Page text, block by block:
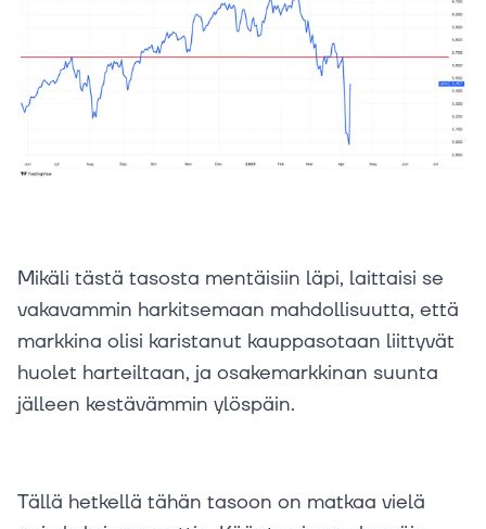
Mikäli tästä tasosta mentäisiin läpi, laittaisi se
vakavammin harkitsemaan mahdollisuutta, että
markkina olisi karistanut kauppasotaan liittyvät
huolet harteiltaan, ja osakemarkkinan suunta
jälleen kestävämmin ylöspäin.
Tällä hetkellä tähän tasoon on matkaa vielä